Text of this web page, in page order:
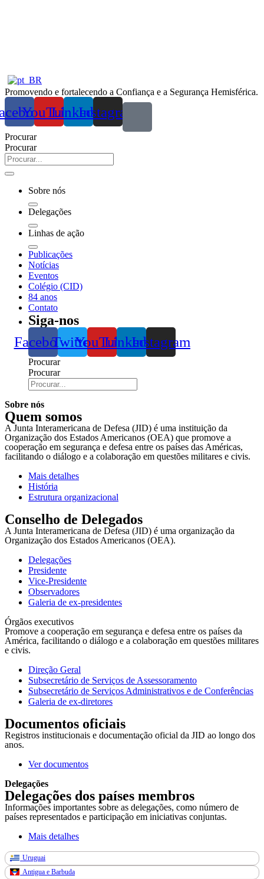
Promovendo e fortalecendo a Confiança e a Segurança Hemisférica.
YouTubeLinkedin
Instagram
Procurar
Procurar
Sobre nós
Delegações
Linhas de ação
Publicações
Notícias
Eventos
Colégio (CID)
84 anos
Contato
Siga-nos
FacebookTwitterYouTubeLinkedinInstagram
Procurar
Procurar
Sobre nós
Quem somos
A Junta Interamericana de Defesa (JID) é uma instituição da
Organização dos Estados Americanos (OEA) que promove a
cooperação em segurança e defesa entre os países das Américas,
facilitando o diálogo e a colaboração em questões militares e civis.
Mais detalhes
História
Estrutura organizacional
Conselho de Delegados
A Junta Interamericana de Defesa (JID) é uma organização da
Organização dos Estados Americanos (OEA).
Delegações
Presidente
Vice-Presidente
Observadores
Galeria de ex-presidentes
Órgãos executivos
Promove a cooperação em segurança e defesa entre os países da
América, facilitando o diálogo e a colaboração em questões militares
e civis.
Direção Geral
Subsecretário de Serviços de Assessoramento
Subsecretário de Serviços Administrativos e de Conferências
Galeria de ex-diretores
Documentos oficiais
Registros institucionais e documentação oficial da JID ao longo dos
anos.
Ver documentos
Delegações
Delegações dos países membros
Informações importantes sobre as delegações, como número de
países representados e participação em iniciativas conjuntas.
Mais detalhes
Uruguai
Antigua e Barbuda